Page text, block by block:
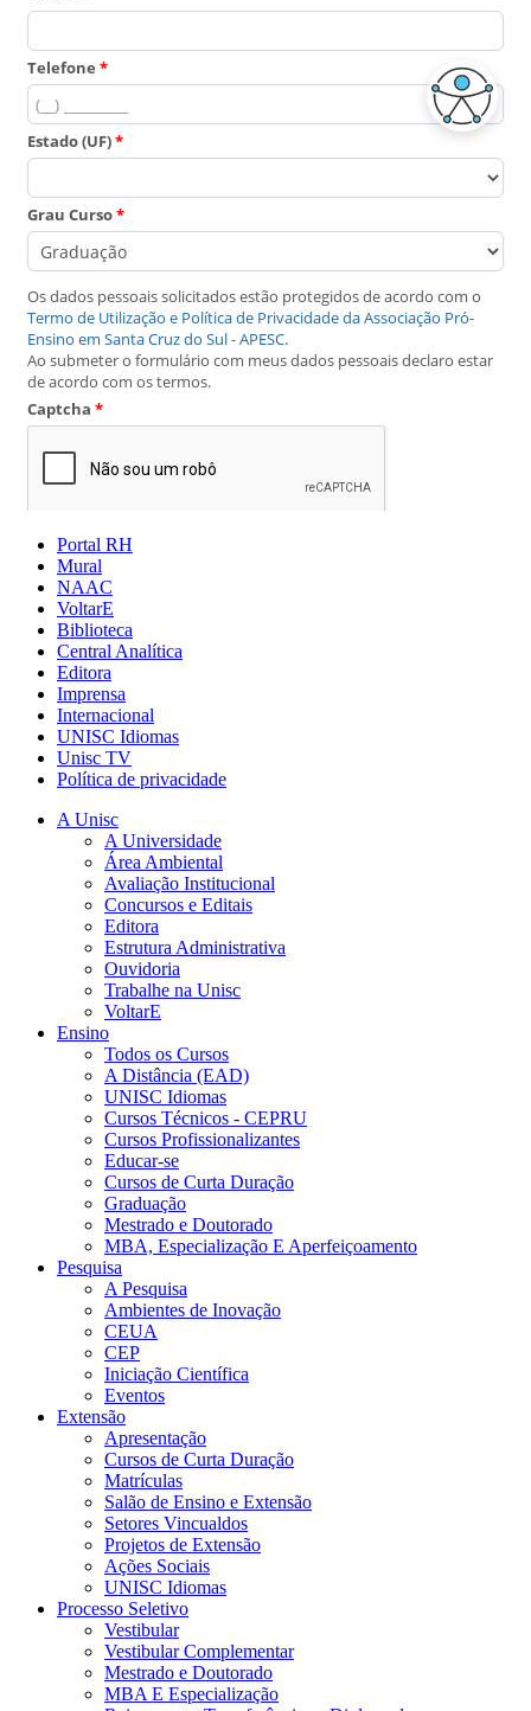
Portal RH
Mural
NAAC
VoltarE
Biblioteca
Central Analítica
Editora
Imprensa
Internacional
UNISC Idiomas
Unisc TV
Política de privacidade
A Unisc
A Universidade
Área Ambiental
Avaliação Institucional
Concursos e Editais
Editora
Estrutura Administrativa
Ouvidoria
Trabalhe na Unisc
VoltarE
Ensino
Todos os Cursos
A Distância (EAD)
UNISC Idiomas
Cursos Técnicos - CEPRU
Cursos Profissionalizantes
Educar-se
Cursos de Curta Duração
Graduação
Mestrado e Doutorado
MBA, Especialização E Aperfeiçoamento
Pesquisa
A Pesquisa
Ambientes de Inovação
CEUA
CEP
Iniciação Científica
Eventos
Extensão
Apresentação
Cursos de Curta Duração
Matrículas
Salão de Ensino e Extensão
Setores Vincualdos
Projetos de Extensão
Ações Sociais
UNISC Idiomas
Processo Seletivo
Vestibular
Vestibular Complementar
Mestrado e Doutorado
MBA E Especialização